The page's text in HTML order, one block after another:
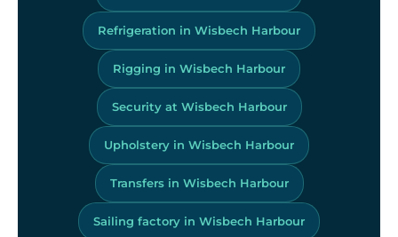
Refrigeration in Wisbech Harbour
Rigging in Wisbech Harbour
Security at Wisbech Harbour
Upholstery in Wisbech Harbour
Transfers in Wisbech Harbour
Sailing factory in Wisbech Harbour